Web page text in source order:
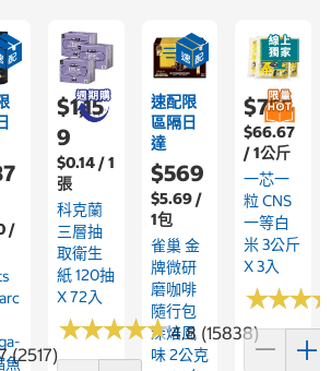
(2517)
/
魚
$1,15
9
$0.14 / 1
張
科克蘭
三層抽
取衛生
紙 120抽
X 72入
★★★★★
★★★★★4.8 (15838)
速配限
區隔日
達
$569
$5.69 /
1包
雀巢 金
牌微研
磨咖啡
隨行包
深焙風
味 2公克
$755
$66.67
/ 1公斤
一芯一
粒 CNS
一等白
米 3公斤
X 3入
★★★
★★★